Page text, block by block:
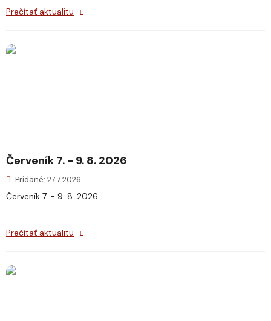
Prečítať aktualitu
Červeník 7. - 9. 8. 2026
Pridané: 27.7.2026
Červeník 7. - 9. 8. 2026
Prečítať aktualitu